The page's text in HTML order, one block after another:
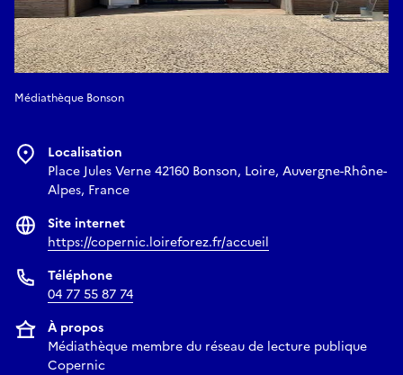
Médiathèque Bonson
Localisation
Place Jules Verne 42160 Bonson, Loire, Auvergne-Rhône-
Alpes, France
Site internet
https://copernic.loireforez.fr/accueil
Téléphone
04 77 55 87 74
À propos
Médiathèque membre du réseau de lecture publique
Copernic